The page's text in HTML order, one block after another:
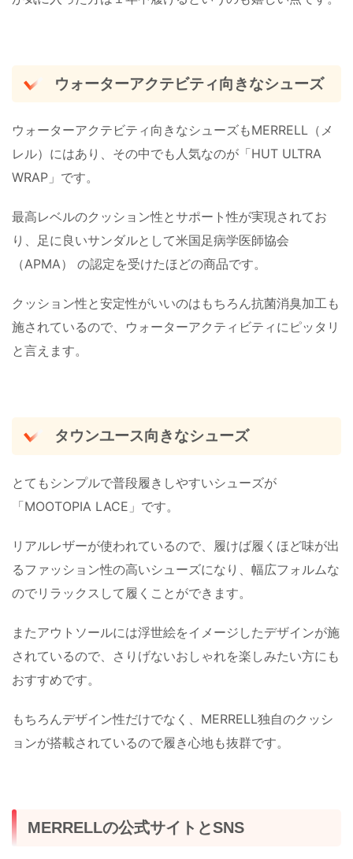
ウォーターアクテビティ向きなシューズ
ウォーターアクテビティ向きなシューズもMERRELL（メ
レル）にはあり、その中でも人気なのが「HUT ULTRA
WRAP」です。
最高レベルのクッション性とサポート性が実現されてお
り、足に良いサンダルとして米国足病学医師協会
（APMA） の認定を受けたほどの商品です。
クッション性と安定性がいいのはもちろん抗菌消臭加工も
施されているので、ウォーターアクティビティにピッタリ
と言えます。
タウンユース向きなシューズ
とてもシンプルで普段履きしやすいシューズが
「MOOTOPIA LACE」です。
リアルレザーが使われているので、履けば履くほど味が出
るファッション性の高いシューズになり、幅広フォルムな
のでリラックスして履くことができます。
またアウトソールには浮世絵をイメージしたデザインが施
されているので、さりげないおしゃれを楽しみたい方にも
おすすめです。
もちろんデザイン性だけでなく、MERRELL独自のクッシ
ョンが搭載されているので履き心地も抜群です。
MERRELLの公式サイトとSNS